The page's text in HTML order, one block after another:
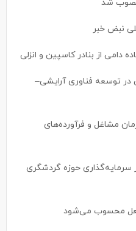
شد
نبض خبر
توسعه فناوری آرایشی–
مشاغل و فرآورده‌های
سرمایه‌گذاری حوزه گردشگری
محسوب می‌شود